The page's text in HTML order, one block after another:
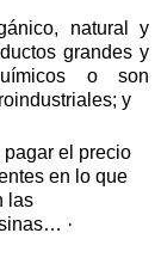
natural y
grandes y
o son
y
pagar el precio
en lo que
las
·